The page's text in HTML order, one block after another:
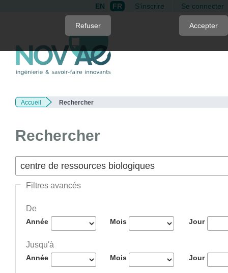
page
content
Navigation
Main
EN FR S'inscrire Se connecter
Accueil Rechercher
Rechercher
Filtres avancés
De
Année Mois Jour
Jusqu'à
Année Mois Jour
Refuser Accepter